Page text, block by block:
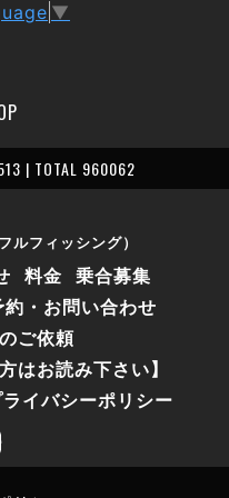
▼
| TOTAL 960062
ルフィッシング）
料金 乗合募集
約・お問い合わせ
ご依頼
はお読み下さい】
イバシーポリシー